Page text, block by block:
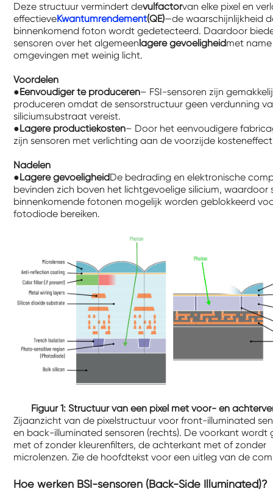
Deze structuur vermindert devulfactorvan elke pixel en
effectieveKwantumrendement(QE)—de waarschijnlijkheid
binnenkomend foton wordt gedetecteerd. Daardoor
sensoren over het algemeen lagere gevoeligheidmet
omgevingen met weinig licht.
Voordelen
●Eenvoudiger te produceren– FSI-sensoren zijn
produceren omdat de sensorstructuur geen verdunning
siliciumsubstraat vereist.
●Lagere productiekosten– Door het eenvoudigere
zijn sensoren met verlichting aan de voorzijde
Nadelen
●Lagere gevoeligheidDe bedrading en elektronische
bevinden zich boven het lichtgevoelige silicium, waardoor
binnenkomende fotonen mogelijk worden geblokkeerd
fotodiode bereiken.
Figuur 1: Structuur van een pixel met voor- en
Zijaanzicht van de pixelstructuur voor front-illuminated
en back-illuminated sensoren (rechts). De voorkant wordt
met of zonder kleurenfilters, de achterkant met of zonder
microlenzen. Zie de hoofdtekst voor een uitleg van de
Hoe werken BSI-sensoren (Back-Side Illuminated)?